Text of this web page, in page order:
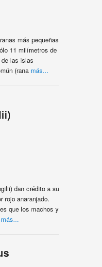
más pequeñas
11 milímetros de
las islas
(rana más...
dan crédito a su
rojo anaranjado.
que los machos y
más...